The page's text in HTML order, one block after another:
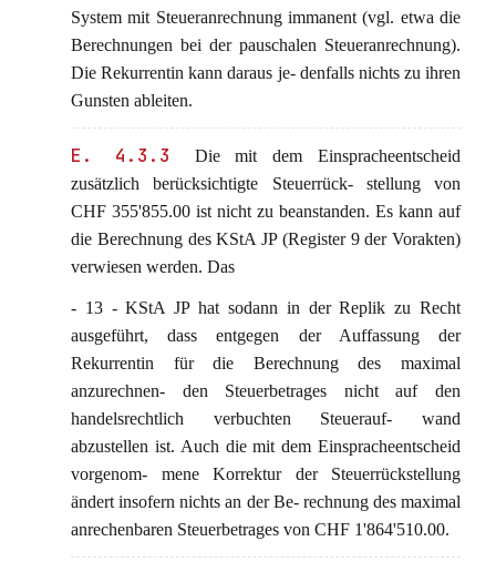
System mit Steueranrechnung immanent (vgl. etwa die
Berechnungen bei der pauschalen Steueranrechnung).
Die Rekurrentin kann daraus je- denfalls nichts zu ihren
Gunsten ableiten.
E. 4.3.3
Die mit dem Einspracheentscheid
zusätzlich berücksichtigte Steuerrück- stellung von
CHF 355'855.00 ist nicht zu beanstanden. Es kann auf
die Berechnung des KStA JP (Register 9 der Vorakten)
verwiesen werden. Das
- 13 - KStA JP hat sodann in der Replik zu Recht
ausgeführt, dass entgegen der Auffassung der
Rekurrentin für die Berechnung des maximal
anzurechnen- den Steuerbetrages nicht auf den
handelsrechtlich verbuchten Steuerauf- wand
abzustellen ist. Auch die mit dem Einspracheentscheid
vorgenom- mene Korrektur der Steuerrückstellung
ändert insofern nichts an der Be- rechnung des maximal
anrechenbaren Steuerbetrages von CHF 1'864'510.00.